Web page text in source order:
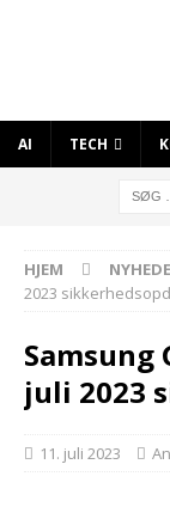
AI TECH
HJEM
2023
Samsung
juli 2023
11. juli 2023